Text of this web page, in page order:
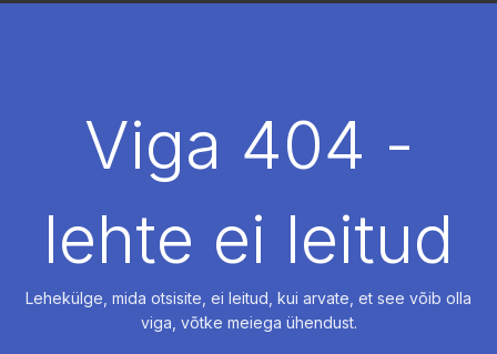
PALKAMAViga 404 -
lehte ei leitud
Lehekülge, mida otsisite, ei leitud, kui arvate, et see võib olla
viga, võtke meiega ühendust.